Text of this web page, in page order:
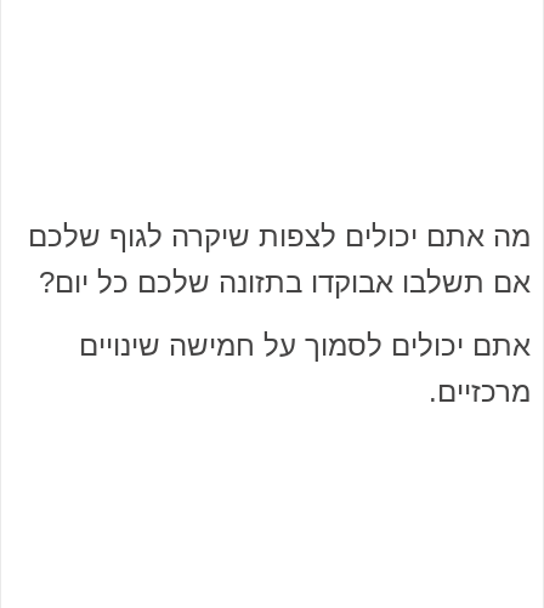
מה אתם יכולים לצפות שיקרה לגוף שלכם
אם תשלבו אבוקדו בתזונה שלכם כל יום?
אתם יכולים לסמוך על חמישה שינויים
מרכזיים.